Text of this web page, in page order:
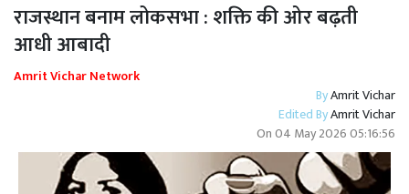
राजस्थान बनाम लोकसभा : शक्ति की ओर बढ़ती
आधी आबादी
Amrit Vichar Network
ByAmrit Vichar
Edited ByAmrit Vichar
On04 May 2026 05:16:56